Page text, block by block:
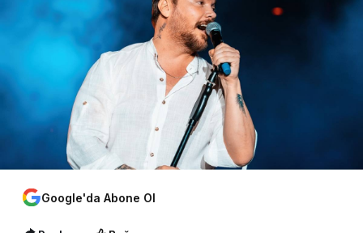
Google'da Abone Ol